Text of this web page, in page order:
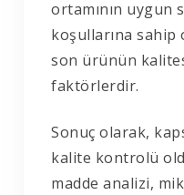
ortamının uygun
koşullarına sahip
son ürünün
faktörlerdir.
Sonuç olarak,
kalite kontrolü
madde analizi,